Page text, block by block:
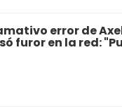
error de
furor en la red: